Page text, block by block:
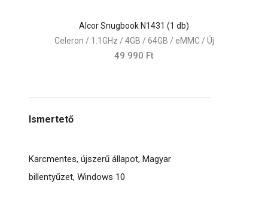
Alcor Snugbook N1431 (1 db)
Celeron / 1.1GHz / 4GB / 64GB / eMMC / Új
49 990 Ft
Ismertető
Karcmentes, újszerű állapot, Magyar
billentyűzet, Windows 10